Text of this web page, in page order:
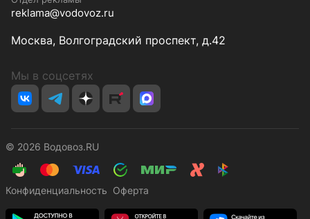
reklama@vodovoz.ru
Москва, Волгоградский проспект, д.42
Мы в соцсетях
© 2026 Водовоз.RU
Конфиденциальность Оферта